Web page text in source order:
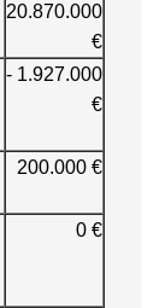
20.870.000
€
- 1.927.000
€
200.000 €
0 €